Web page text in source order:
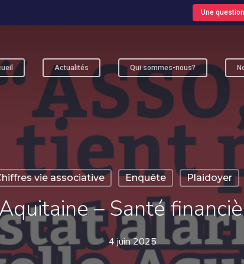
Une
fermer
Actualités Qui sommes-nous?
vie associative Enquête Plaidoyer
– Santé
4 juin 2025